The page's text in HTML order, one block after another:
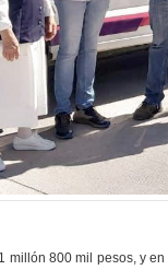
millón 800 mil pesos, y en